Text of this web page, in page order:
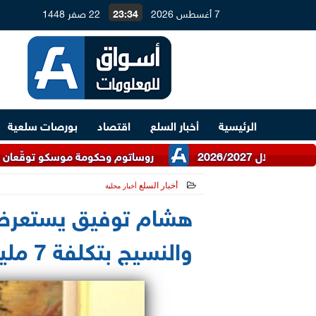
7 أغسطس 2026 23:34 22 صفر 1448
الرئيسية أخبار السلع اقتصاد
بورصات سلعية
روساتوم وحكومة موسكو توقّعان اتفاقية
أخبار السلع أخبار محلية
والنسيج بتكلفة 7 مليارات جنيه